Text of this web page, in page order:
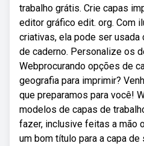
trabalho grátis. Crie capas
editor gráfico edit. org. Com
criativas, ela pode ser usada
de caderno. Personalize os
Webprocurando opções de
geografia para imprimir?
que preparamos para você!
modelos de capas de
fazer, inclusive feitas a mão
um bom título para a capa